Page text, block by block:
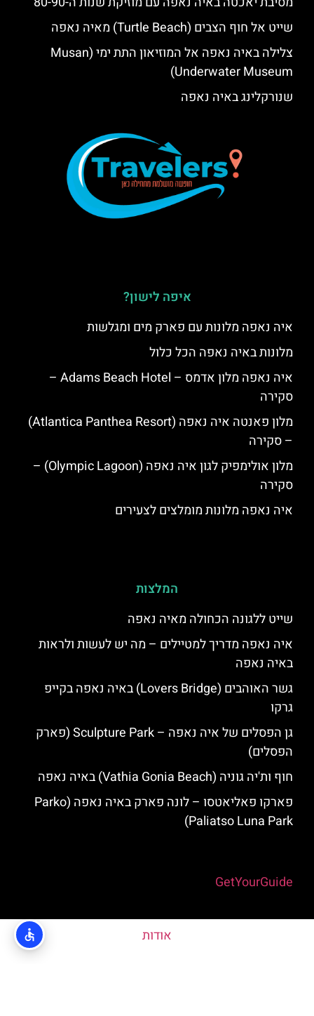
שייט אל חוף הצבים (Turtle Beach) מאיה נאפה
צלילה באיה נאפה אל המוזיאון התת ימי (Musan
Underwater Museum)
שנורקלינג באיה נאפה
איפה לישון?
איה נאפה מלונות עם פארק מים ומגלשות
מלונות באיה נאפה הכל כלול
איה נאפה מלון אדמס – Adams Beach Hotel –
סקירה
מלון פאנטה איה נאפה (Atlantica Panthea Resort)
– סקירה
מלון אולימפיק לגון איה נאפה (Olympic Lagoon) –
סקירה
איה נאפה מלונות מומלצים לצעירים
המלצות
שייט ללגונה הכחולה מאיה נאפה
איה נאפה מדריך למטיילים – מה יש לעשות ולראות
באיה נאפה
גשר האוהבים (Lovers Bridge) באיה נאפה בקייפ
גרקו
גן הפסלים של איה נאפה – Sculpture Park (פארק
הפסלים)
חוף ות'יה גוניה (Vathia Gonia Beach) באיה נאפה
פארקו פאליאטסו – לונה פארק באיה נאפה (‪Parko
Paliatso Luna Park‬)
GetYourGuide
אודות